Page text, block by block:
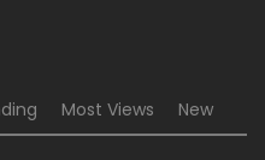
Most Views New